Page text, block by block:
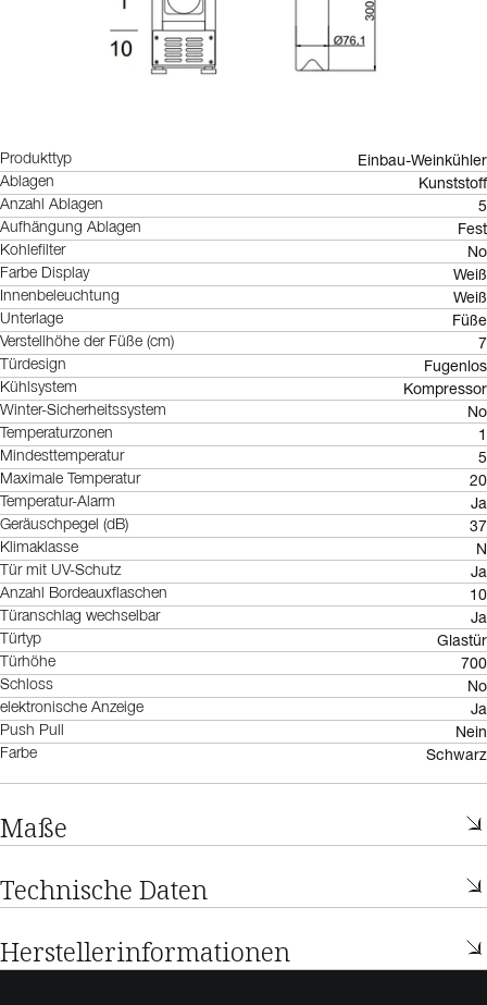
Produkttyp Einbau-Weinkühler
Ablagen Kunststoff
Anzahl Ablagen 5
Aufhängung Ablagen Fest
Kohlefilter No
Farbe Display Weiß
Innenbeleuchtung Weiß
Unterlage Füße
Verstellhöhe der Füße (cm) 7
Türdesign Fugenlos
Kühlsystem Kompressor
Winter-Sicherheitssystem No
Temperaturzonen 1
Mindesttemperatur 5
Maximale Temperatur 20
Temperatur-Alarm Ja
Geräuschpegel (dB) 37
Klimaklasse N
Tür mit UV-Schutz Ja
Anzahl Bordeauxflaschen 10
Türanschlag wechselbar Ja
Türtyp Glastür
Türhöhe 700
Schloss No
elektronische Anzeige Ja
Push Pull Nein
Farbe Schwarz
Maße
Technische Daten
Herstellerinformationen